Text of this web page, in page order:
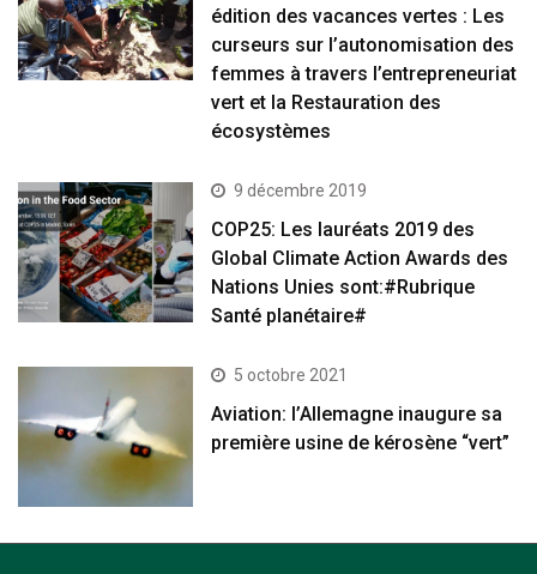
édition des vacances vertes : Les
curseurs sur l’autonomisation des
femmes à travers l’entrepreneuriat
vert et la Restauration des
écosystèmes
9 décembre 2019
COP25: Les lauréats 2019 des
Global Climate Action Awards des
Nations Unies sont:#Rubrique
Santé planétaire#
5 octobre 2021
Aviation: l’Allemagne inaugure sa
première usine de kérosène “vert”